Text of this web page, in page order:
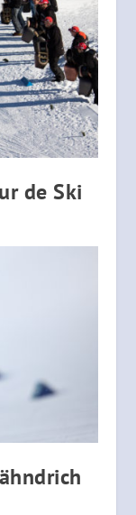
de Ski